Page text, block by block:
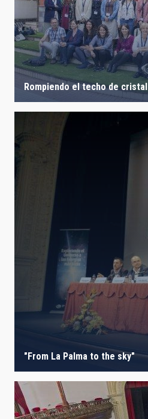
IACTEC LINES
ASTROPHYSICAL
SORT BY
Rompiendo el techo de cristal
"From La Palma to the sky"